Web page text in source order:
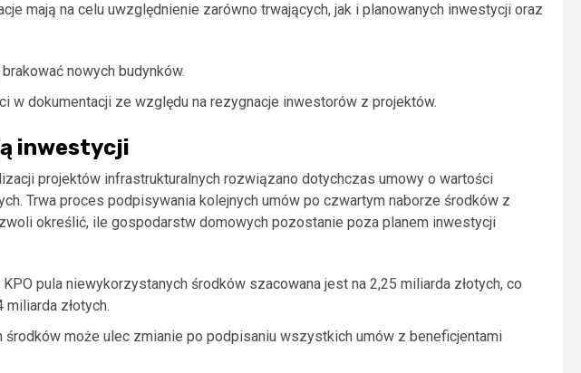
mają na celu uwzględnienie zarówno trwających, jak i planowanych inwestycji oraz
nowych budynków.
w dokumentacji ze względu na rezygnacje inwestorów z projektów.
inwestycji
projektów infrastrukturalnych rozwiązano dotychczas umowy o wartości
Trwa proces podpisywania kolejnych umów po czwartym naborze środków z
określić, ile gospodarstw domowych pozostanie poza planem inwestycji
pula niewykorzystanych środków szacowana jest na 2,25 miliarda złotych, co
złotych.
środków może ulec zmianie po podpisaniu wszystkich umów z beneficjentami